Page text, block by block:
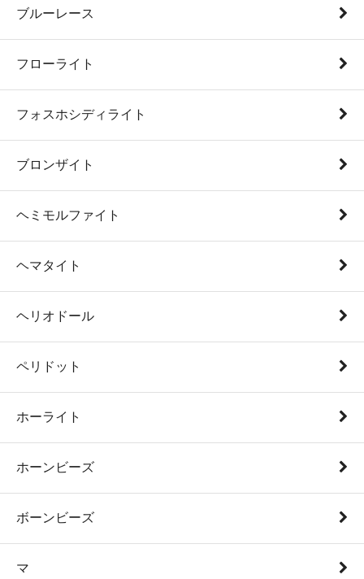
ブルーレース
フローライト
フォスホシディライト
ブロンザイト
ヘミモルファイト
ヘマタイト
ヘリオドール
ペリドット
ホーライト
ホーンビーズ
ボーンビーズ
マ